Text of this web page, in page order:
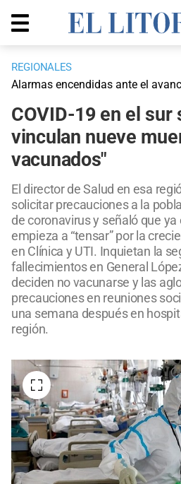
REGIONALES
Alarmas encendidas ante el
COVID-19 en el sur
vinculan nueve
vacunados"
El director de Salud en esa
solicitar precauciones a la
de coronavirus y señaló que
empieza a “tensar” por la
en Clínica y UTI. Inquietan la
fallecimientos en General
deciden no vacunarse y las
precauciones en reuniones
una semana después en
región.